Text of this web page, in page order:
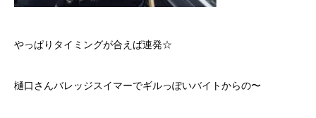
やっぱりタイミングが合えば連発☆
樋口さんバレッジスイマーでギルっぽいバイトからの〜